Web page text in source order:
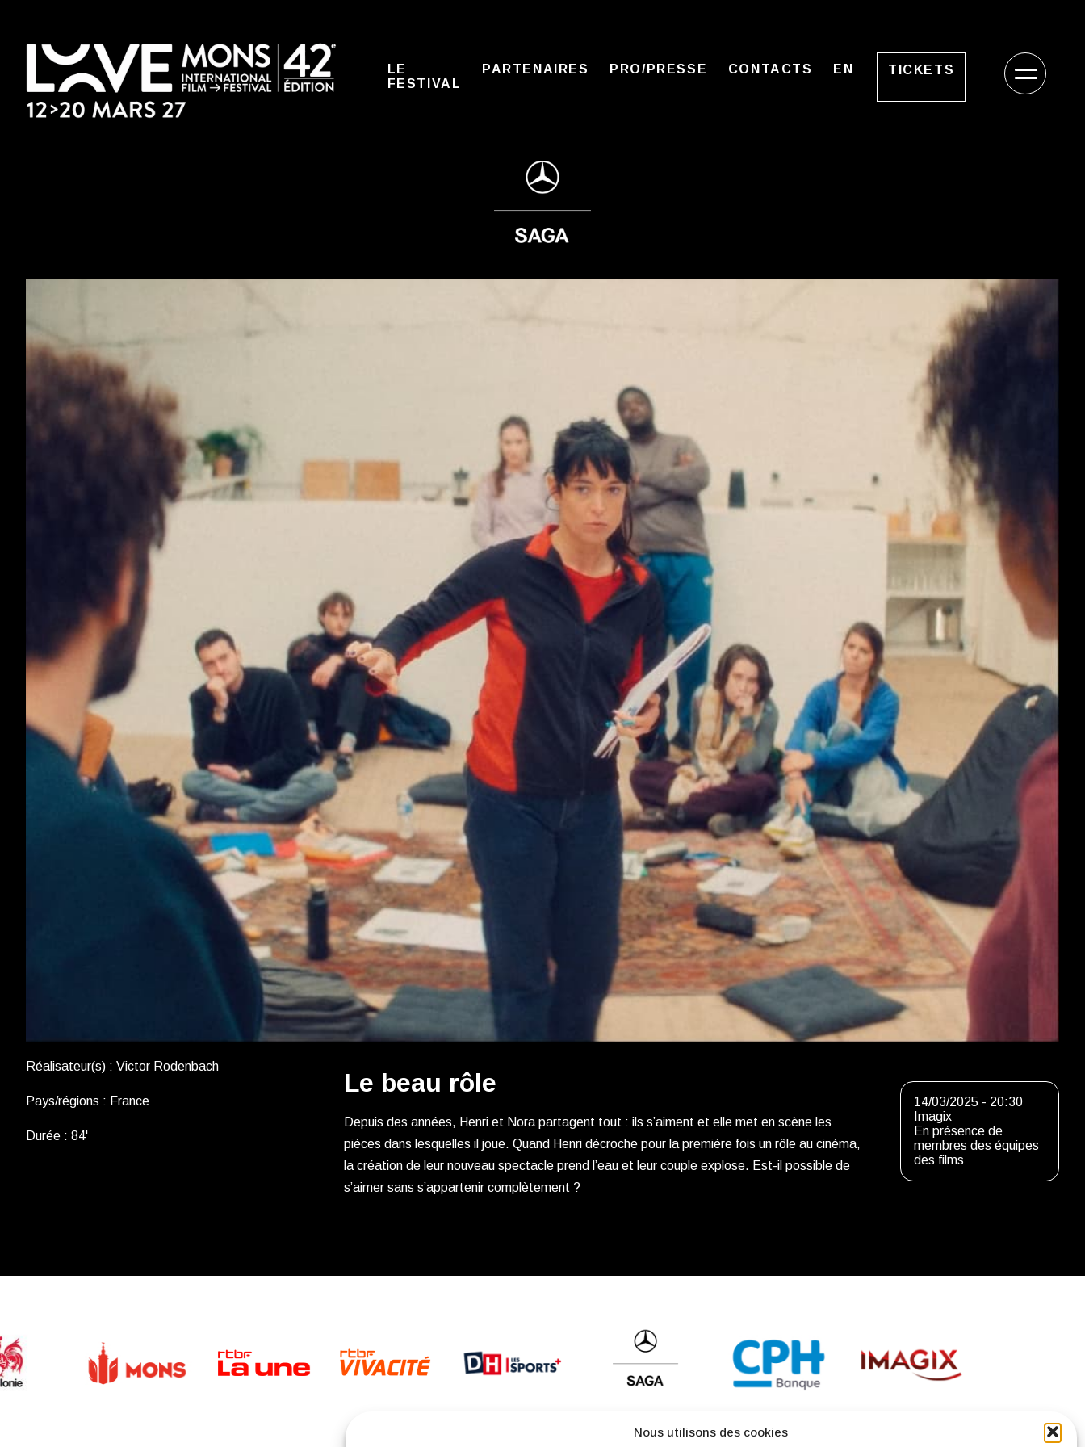
Nous utilisons des cookies
LE
FESTIVAL
PARTENAIRES PRO/PRESSE CONTACTS EN TICKETS
Réalisateur(s) : Victor Rodenbach
Pays/régions : France
Durée : 84'
Le beau rôle
Depuis des années, Henri et Nora partagent tout : ils s’aiment et elle met en scène les
pièces dans lesquelles il joue. Quand Henri décroche pour la première fois un rôle au cinéma,
la création de leur nouveau spectacle prend l’eau et leur couple explose. Est-il possible de
s’aimer sans s’appartenir complètement ?
14/03/2025 - 20:30
Imagix
En présence de
membres des équipes
des films